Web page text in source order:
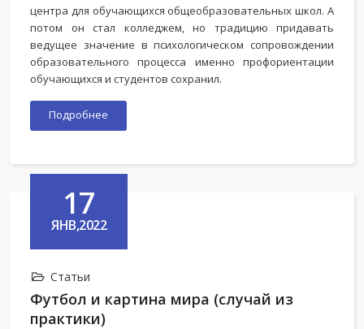
центра для обучающихся общеобразовательных школ. А
потом он стал колледжем, но традицию придавать
ведущее значение в психологическом сопровождении
образовательного процесса именно профориентации
обучающихся и студентов сохранил.
Подробнее
17
ЯНВ,2022
Статьи
Футбол и картина мира (случай из
практики)